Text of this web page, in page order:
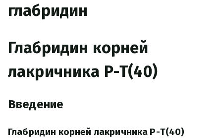
глабридин
Глабридин корней
лакричника Р-Т(40)
Введение
Глабридин корней лакричника Р-Т(40)